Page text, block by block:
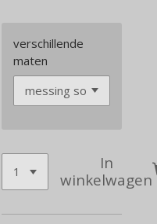
verschillende
maten
In
winkelwagen